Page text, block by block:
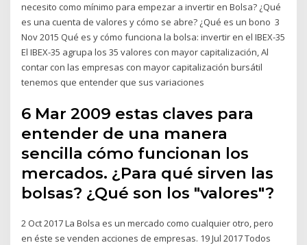
necesito como mínimo para empezar a invertir en Bolsa? ¿Qué
es una cuenta de valores y cómo se abre? ¿Qué es un bono 3
Nov 2015 Qué es y cómo funciona la bolsa: invertir en el IBEX-35
El IBEX-35 agrupa los 35 valores con mayor capitalización, Al
contar con las empresas con mayor capitalización bursátil
tenemos que entender que sus variaciones
6 Mar 2009 estas claves para
entender de una manera
sencilla cómo funcionan los
mercados. ¿Para qué sirven las
bolsas? ¿Qué son los "valores"?
2 Oct 2017 La Bolsa es un mercado como cualquier otro, pero
en éste se venden acciones de empresas. 19 Jul 2017 Todos